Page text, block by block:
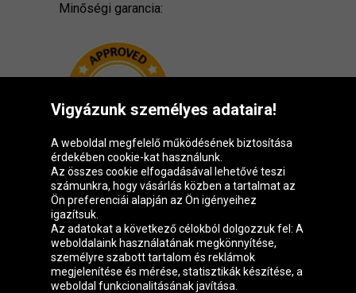
Minőségi garancia:
Oponeo csoport
Belgique
Česká
Deutschland
Vigyázunk személyes adataira!
A weboldal megfelelő működésének biztosítása
érdekében cookie-kat használunk.
Az összes cookie elfogadásával lehetővé teszi
számunkra, hogy vásárlás közben a tartalmat az
Ön preferenciái alapján az Ön igényeihez
igazítsuk.
Az adatokat a következő célokból dolgozzuk fel: A
weboldalaink használatának megkönnyítése,
személyre szabott tartalom és reklámok
megjelenítése és mérése, statisztikák készítése, a
weboldal funkcionalitásának javítása.